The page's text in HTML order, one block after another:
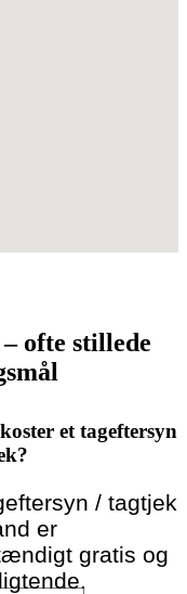
ofte stillede
et tageftersyn
/ tagtjek
er
gratis og